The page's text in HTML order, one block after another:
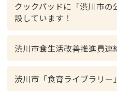
クックパッドに「渋川市の
設しています！
渋川市食生活改善推進員連
渋川市「食育ライブラリー